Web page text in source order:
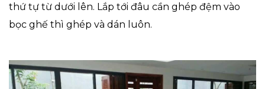
thứ tự từ dưới lên. Lắp tới đâu cần ghép đệm vào
bọc ghế thì ghép và dán luôn.